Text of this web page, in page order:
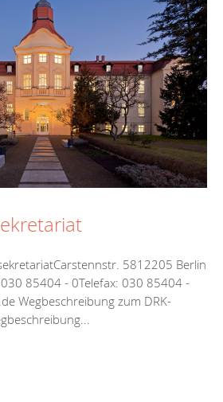
5812205 Berlin
85404 - 0Telefax: 030 85404 -
Wegbeschreibung zum DRK-